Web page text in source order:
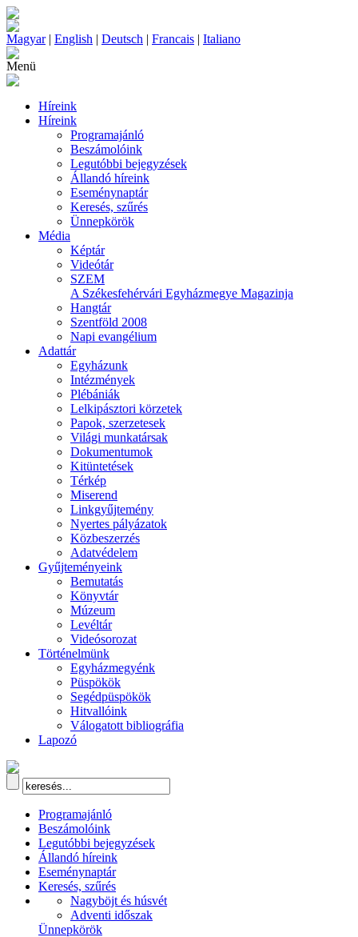
Magyar| English | Deutsch | Francais | Italiano
Menü
Híreink
Híreink
Programajánló
Beszámolóink
Legutóbbi bejegyzések
Állandó híreink
Eseménynaptár
Keresés, szűrés
Ünnepkörök
Média
Képtár
Videótár
SZEM
A Székesfehérvári Egyházmegye Magazinja
Hangtár
Szentföld 2008
Napi evangélium
Adattár
Egyházunk
Intézmények
Plébániák
Lelkipásztori körzetek
Papok, szerzetesek
Világi munkatársak
Dokumentumok
Kitüntetések
Térkép
Miserend
Linkgyűjtemény
Nyertes pályázatok
Közbeszerzés
Adatvédelem
Gyűjteményeink
Bemutatás
Könyvtár
Múzeum
Levéltár
Videósorozat
Történelmünk
Egyházmegyénk
Püspökök
Segédpüspökök
Hitvallóink
Válogatott bibliográfia
Lapozó
Programajánló
Beszámolóink
Legutóbbi bejegyzések
Állandó híreink
Eseménynaptár
Keresés, szűrés
Nagyböjt és húsvét
Adventi időszak
Ünnepkörök